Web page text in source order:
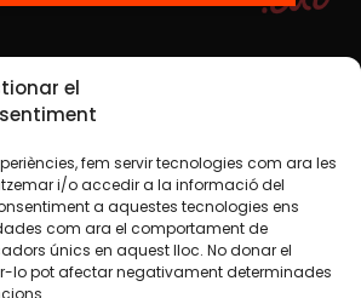
el
fem servir tecnologies com ara les
i/o accedir a la informació del
a aquestes tecnologies ens
com ara el comportament de
únics en aquest lloc. No donar el
lo pot afectar negativament determinades
FB IN
Policy